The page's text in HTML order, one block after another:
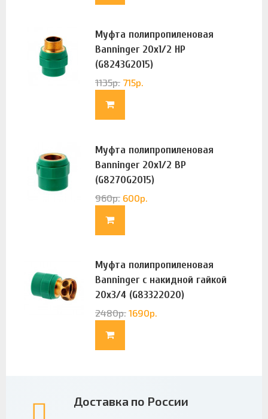
Муфта полипропиленовая
Banninger 20х1/2 НР
(G8243G2015)
1135р. 715р.
Муфта полипропиленовая
Banninger 20х1/2 ВР
(G8270G2015)
960р. 600р.
Муфта полипропиленовая
Banninger с накидной гайкой
20х3/4 (G83322020)
2480р. 1690р.
Доставка по России